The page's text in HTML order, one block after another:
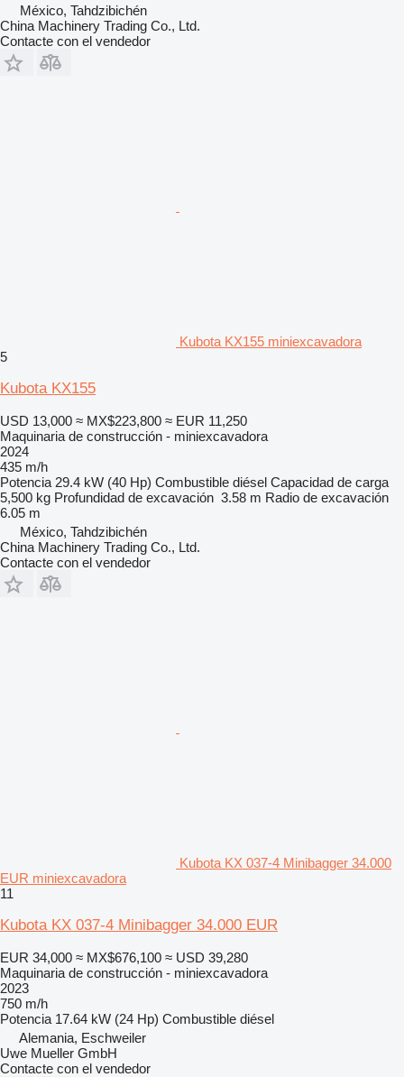
México, Tahdzibichén
China Machinery Trading Co., Ltd.
Contacte con el vendedor
Kubota KX155 miniexcavadora
5
Kubota KX155
USD 13,000 ≈ MX$223,800 ≈ EUR 11,250
Maquinaria de construcción - miniexcavadora
2024
435 m/h
Potencia 29.4 kW (40 Hp) Combustible diésel Capacidad de carga
5,500 kg Profundidad de excavación 3.58 m Radio de excavación
6.05 m
México, Tahdzibichén
China Machinery Trading Co., Ltd.
Contacte con el vendedor
Kubota KX 037-4 Minibagger 34.000
EUR miniexcavadora
11
Kubota KX 037-4 Minibagger 34.000 EUR
EUR 34,000 ≈ MX$676,100 ≈ USD 39,280
Maquinaria de construcción - miniexcavadora
2023
750 m/h
Potencia 17.64 kW (24 Hp) Combustible diésel
Alemania, Eschweiler
Uwe Mueller GmbH
Contacte con el vendedor